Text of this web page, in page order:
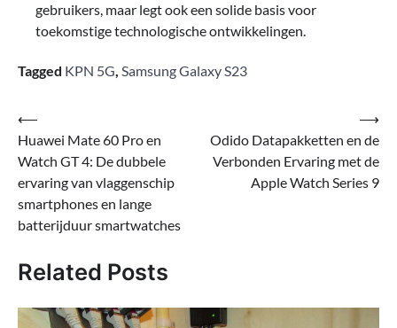
gebruikers, maar legt ook een solide basis voor
toekomstige technologische ontwikkelingen.
Tagged KPN 5G, Samsung Galaxy S23
Bericht
navigatie
⟵
Huawei Mate 60 Pro en
Watch GT 4: De dubbele
ervaring van vlaggenschip
smartphones en lange
batterijduur smartwatches
Odido Datapakketten en de
Verbonden Ervaring met de
Apple Watch Series 9
⟶
Related Posts